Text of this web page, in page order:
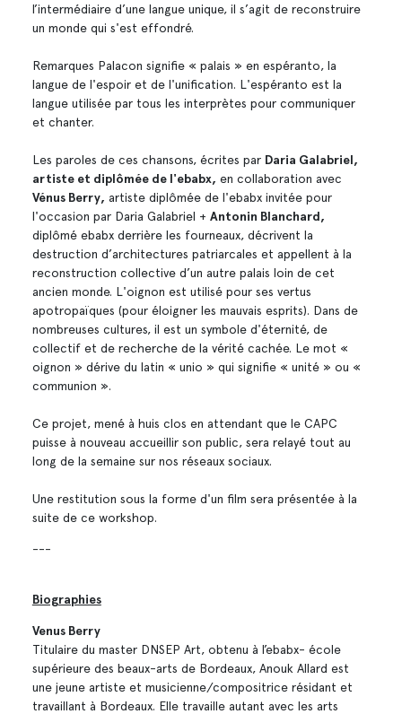
l’intermédiaire d’une langue unique, il s’agit de reconstruire
un monde qui s'est effondré.
Remarques Palacon signifie « palais » en espéranto, la
langue de l'espoir et de l'unification. L'espéranto est la
langue utilisée par tous les interprètes pour communiquer
et chanter.
Les paroles de ces chansons, écrites par Daria Galabriel,
artiste et diplômée de l'ebabx, en collaboration avec
Vénus Berry, artiste diplômée de l'ebabx invitée pour
l'occasion par Daria Galabriel + Antonin Blanchard,
diplômé ebabx derrière les fourneaux, décrivent la
destruction d’architectures patriarcales et appellent à la
reconstruction collective d’un autre palais loin de cet
ancien monde. L'oignon est utilisé pour ses vertus
apotropaïques (pour éloigner les mauvais esprits). Dans de
nombreuses cultures, il est un symbole d'éternité, de
collectif et de recherche de la vérité cachée. Le mot «
oignon » dérive du latin « unio » qui signifie « unité » ou «
communion ».
Ce projet, mené à huis clos en attendant que le CAPC
puisse à nouveau accueillir son public, sera relayé tout au
long de la semaine sur nos réseaux sociaux.
Une restitution sous la forme d'un film sera présentée à la
suite de ce workshop.
---
Biographies
Venus Berry
Titulaire du master DNSEP Art, obtenu à l’ebabx- école
supérieure des beaux-arts de Bordeaux, Anouk Allard est
une jeune artiste et musicienne/compositrice résidant et
travaillant à Bordeaux. Elle travaille autant avec les arts